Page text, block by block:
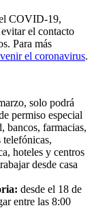
COVID-19,
el contacto
Para más
el coronavirus.
solo podrá
permiso especial
bancos, farmacias,
hoteles y centros
desde casa
desde el 18 de
entre las 8:00